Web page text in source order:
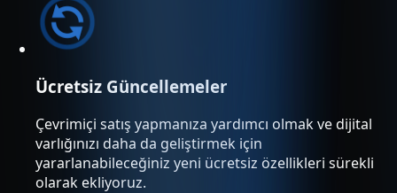
Ücretsiz Güncellemeler
Çevrimiçi satış yapmanıza yardımcı olmak ve dijital
varlığınızı daha da geliştirmek için
yararlanabileceğiniz yeni ücretsiz özellikleri sürekli
olarak ekliyoruz.